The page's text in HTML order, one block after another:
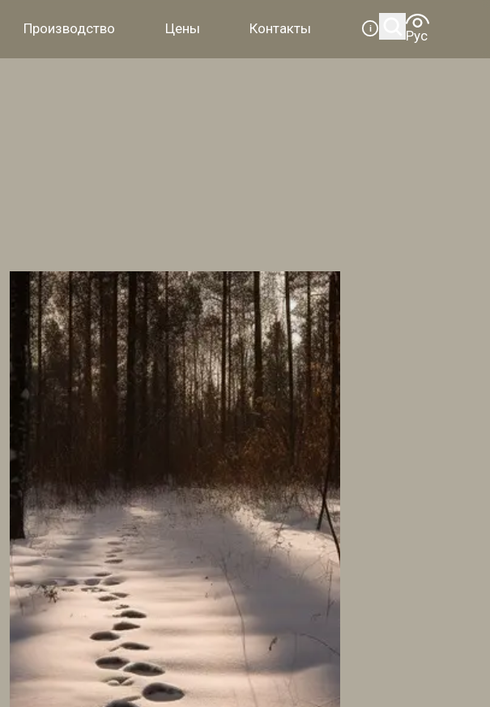
Производство Цены Контакты i